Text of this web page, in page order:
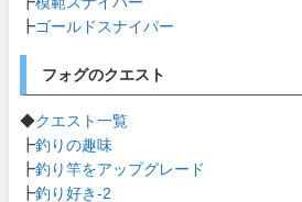
┣ゴールドスナイパー
フォグのクエスト
◆クエスト一覧
┣釣りの趣味
┣釣り竿をアップグレード
┣釣り好き-2